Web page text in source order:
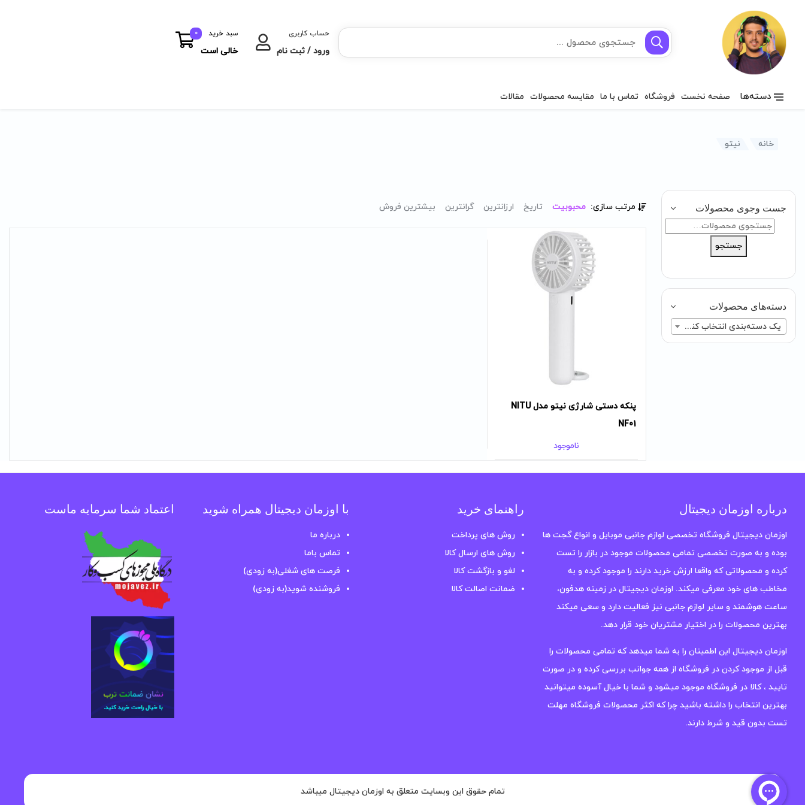
حساب کاربری
ورود / ثبت نام
سبد خرید
خالی است
0
دسته‌ها صفحه نخست فروشگاه تماس با ما مقایسه محصولات مقالات
خانه نیتو
جست وجوی محصولات
جستجو
جستجو
دسته‌های محصولات
یک دسته‌بندی انتخاب کنید
مرتب سازی: محبوبیت تاریخ ارزانترین گرانترین بیشترین فروش
پنکه دستی شارژی نیتو مدل NITU
NF01
ناموجود
درباره اوزمان دیجیتال
اوزمان دیجیتال فروشگاه تخصصی لوازم جانبی موبایل و انواع گجت ها
بوده و به صورت تخصصی تمامی محصولات موجود در بازار را تست
کرده و محصولاتی که واقعا ارزش خرید دارند را موجود کرده و به
مخاطب های خود معرفی میکند. اوزمان دیجیتال در زمینه هدفون،
ساعت هوشمند و سایر لوازم جانبی نیز فعالیت دارد و سعی میکند
بهترین محصولات را در اختیار مشتریان خود قرار دهد.
اوزمان دیجیتال این اطمینان را به شما میدهد که تمامی محصولات را
قبل از موجود کردن در فروشگاه از همه جوانب بررسی کرده و در صورت
تایید ، کالا در فروشگاه موجود میشود و شما با خیال آسوده میتوانید
بهترین انتخاب را داشته باشید چرا که اکثر محصولات فروشگاه مهلت
تست بدون قید و شرط دارند.
راهنمای خرید
روش های پرداخت
روش های ارسال کالا
لغو و بازگشت کالا
ضمانت اصالت کالا
با اوزمان دیجیتال همراه شوید
درباره ما
تماس باما
فرصت های شغلی(به زودی)
فروشنده شوید(به زودی)
اعتماد شما سرمایه ماست
تمام حقوق این وبسایت متعلق به اوزمان دیجیتال میباشد